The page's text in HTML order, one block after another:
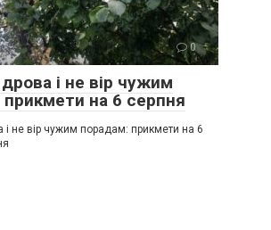
0
і не вір чужим
на 6 серпня
і не вір чужим порадам: прикмети на 6